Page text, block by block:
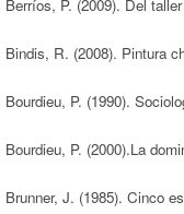
Berríos, P. (2009). Del
Bindis, R. (2008). Pintura
Bourdieu, P. (1990).
Bourdieu, P. (2000).La
Brunner, J. (1985). Cinco